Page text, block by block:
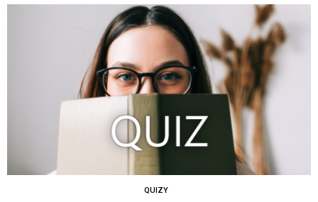
QUIZY